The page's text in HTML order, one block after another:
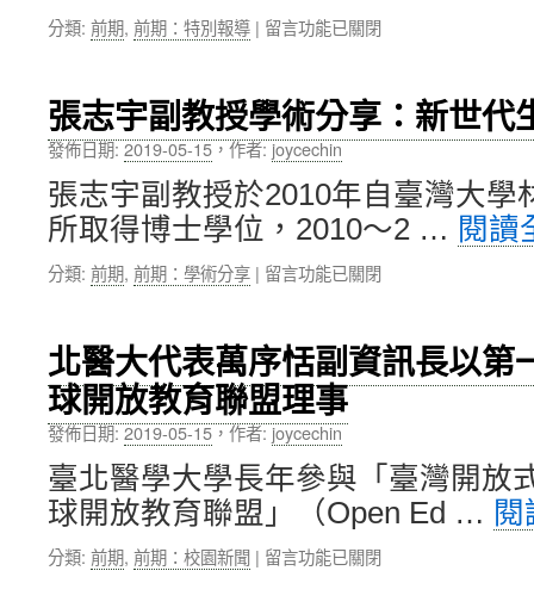
近
元〉
中
友〉
理
所
所
長
明
暉
授
榮
衛
生
福
利
專
業
獎
章〉
中
分類: 前期, 前期：特別報導 | 在
1072
學
期
醫
學
護
理
學
位
新
進
教
及
藥
學
院、
醫
留言功能已關閉
張志宇副教授學術分享：新世代
發佈日期:2019-05-15，作者: joycechin
張志宇副教授於2010年自臺灣大學
所取得博士學位，2010～2 … 閱讀
分類: 前期, 前期：學術分享 | 在
宇
副
教
授
學
術
分
享：
新
世
留言功能已關閉
北醫大代表萬序恬副資訊長以第
球開放教育聯盟理事
發佈日期:2019-05-15，作者: joycechin
臺北醫學大學長年參與「臺灣開放
球開放教育聯盟」（Open Ed …
分類: 前期, 前期：校園新聞 | 在
留言功能已關閉